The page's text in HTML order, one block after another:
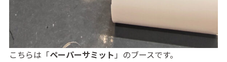
こちらは「ペーパーサミット 」のブースです。